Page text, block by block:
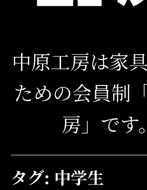
中原工房は家
ための会員制
房」です。
タグ: 中学生